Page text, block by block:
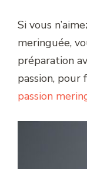
Si vous
meringuée,
préparation
passion, pour
passion